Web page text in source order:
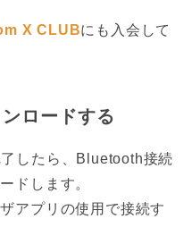
X CLUBにも入会して
ロードする
したら、Bluetooth接続
ドします。
アプリの使用で接続す